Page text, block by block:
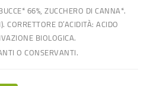
66%, ZUCCHERO DI CANNA*.
D’ACIDITÀ: ACIDO
BIOLOGICA.
O CONSERVANTI.